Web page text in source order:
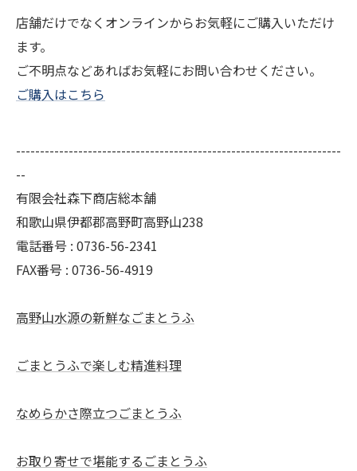
店舗だけでなくオンラインからお気軽にご購入いただけ
ます。
ご不明点などあればお気軽にお問い合わせください。
ご購入はこちら
--------------------------------------------------------------------
--
有限会社森下商店総本舗
和歌山県伊都郡高野町高野山238
電話番号 : 0736-56-2341
FAX番号 : 0736-56-4919
高野山水源の新鮮なごまとうふ
ごまとうふで楽しむ精進料理
なめらかさ際立つごまとうふ
お取り寄せで堪能するごまとうふ